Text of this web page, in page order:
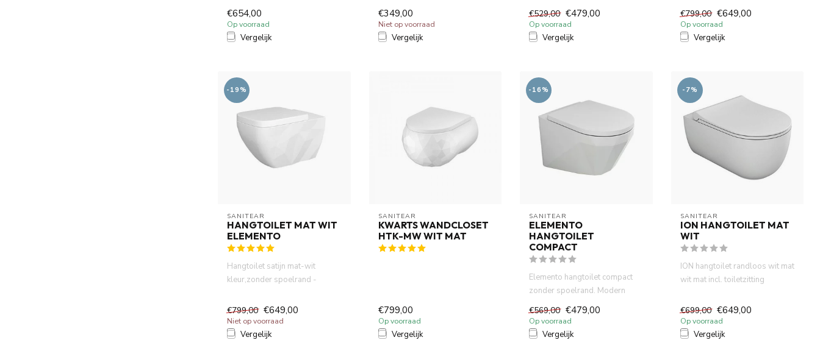
l, wandmodel, 560mm
overstek,CE, DIN EN 99...
€654,00
Op voorraad
Vergelijk
€349,00
Niet op voorraad
Vergelijk
€529,00 €479,00
Op voorraad
Vergelijk
€799,00 €649,00
Op voorraad
Vergelijk
-19%
SANITEAR
HANGTOILET MAT WIT
ELEMENTO
Hangtoilet satijn mat-wit
kleur,zonder spoelrand -
Mo...
€799,00 €649,00
Niet op voorraad
Vergelijk
SANITEAR
KWARTS WANDCLOSET
HTK-MW WIT MAT
€799,00
Op voorraad
Vergelijk
-16%
SANITEAR
ELEMENTO
HANGTOILET
COMPACT
Elemento hangtoilet compact
zonder spoelrand. Modern
€569,00 €479,00
Op voorraad
Vergelijk
-7%
SANITEAR
ION HANGTOILET MAT
WIT
ION hangtoilet randloos wit mat
wit mat incl. toiletzitting
€699,00 €649,00
Op voorraad
Vergelijk